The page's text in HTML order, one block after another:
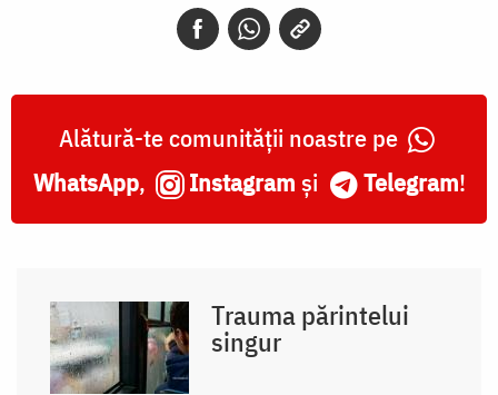
Alătură-te comunității noastre pe
WhatsApp, Instagram și Telegram!
Trauma părintelui
singur